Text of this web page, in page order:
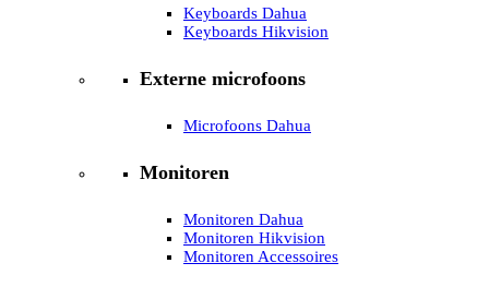
Keyboards Dahua
Keyboards Hikvision
Externe microfoons
Microfoons Dahua
Monitoren
Monitoren Dahua
Monitoren Hikvision
Monitoren Accessoires